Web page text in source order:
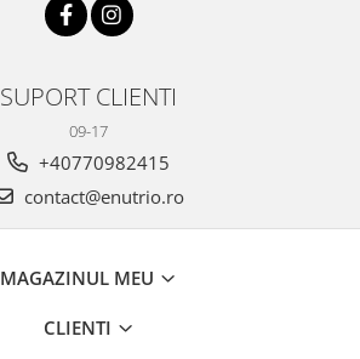
SUPORT CLIENTI
09-17
+40770982415
contact@enutrio.ro
MAGAZINUL MEU
CLIENTI